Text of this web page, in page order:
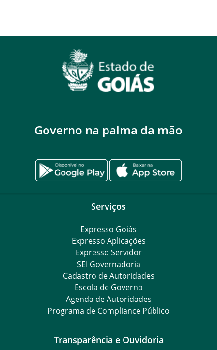
Governo na palma da mão
Serviços
Expresso Goiás
Expresso Aplicações
Expresso Servidor
SEI Governadoria
Cadastro de Autoridades
Escola de Governo
Agenda de Autoridades
Programa de Compliance Público
Transparência e Ouvidoria